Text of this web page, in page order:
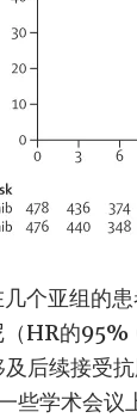
个亚组的
HR的
后续接受
些学术会